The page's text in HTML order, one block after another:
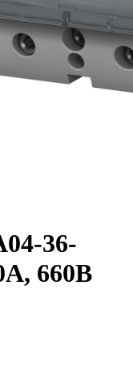
36-
660В